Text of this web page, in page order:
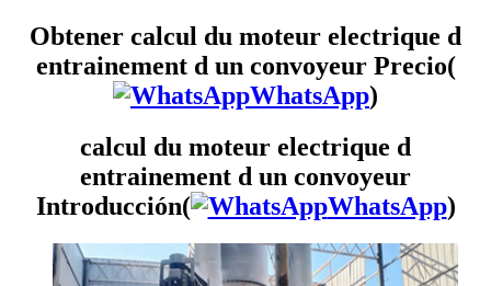
Obtener calcul du moteur electrique d
entrainement d un convoyeur Precio(
WhatsApp)
calcul du moteur electrique d
entrainement d un convoyeur
Introducción(
WhatsApp)